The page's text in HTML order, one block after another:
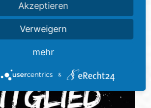
Akzeptieren
Verweigern
mehr
&